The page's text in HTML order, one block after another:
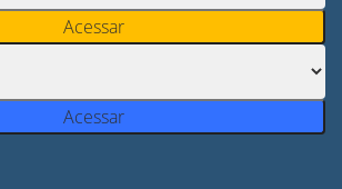
Acessar
Acessar